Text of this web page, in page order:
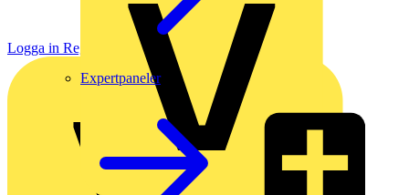
Expertpaneler
Logga in Registrera dig